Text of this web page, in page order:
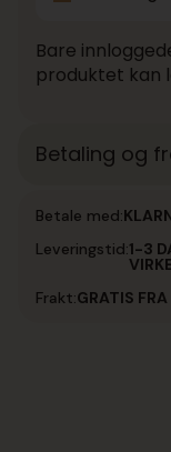
Bare
produktet kan
Betaling og
Betale med:
Leveringstid:1-3
Frakt:GRATIS